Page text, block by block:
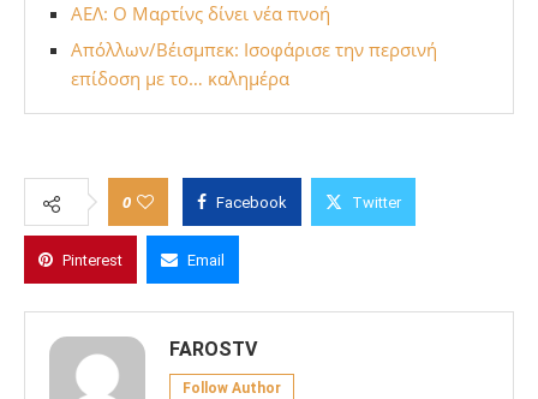
ΑΕΛ: Ο Μαρτίνς δίνει νέα πνοή
Απόλλων/Βέισμπεκ: Ισοφάρισε την περσινή
επίδοση με το… καλημέρα
0 Facebook Twitter
Pinterest Email
FAROSTV
Follow Author